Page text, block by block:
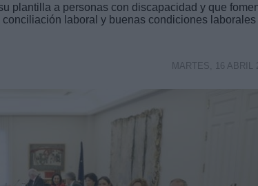
plantilla a personas con discapacidad y que
laboral y buenas condiciones laborales
MARTES, 16 ABRIL